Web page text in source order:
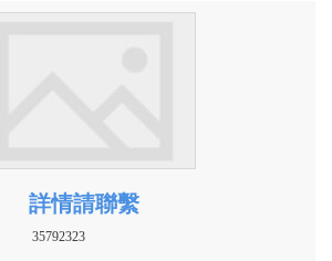
詳情請聯繫
35792323